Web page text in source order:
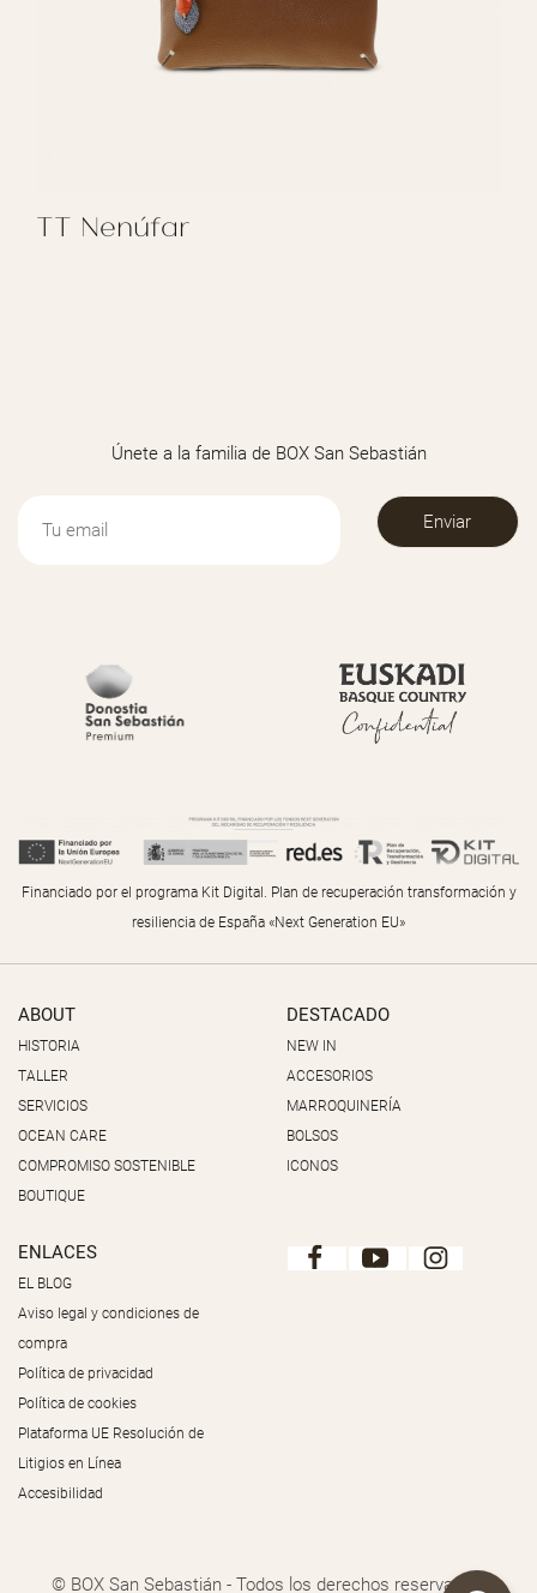
TT Nenúfar
Únete a la familia de BOX San Sebastián
Financiado por el programa Kit Digital. Plan de recuperación transformación y
resiliencia de España «Next Generation EU»
ABOUT
HISTORIA
TALLER
SERVICIOS
OCEAN CARE
COMPROMISO SOSTENIBLE
BOUTIQUE
DESTACADO
NEW IN
ACCESORIOS
MARROQUINERÍA
BOLSOS
ICONOS
ENLACES
EL BLOG
Aviso legal y condiciones de
compra
Política de privacidad
Política de cookies
Plataforma UE Resolución de
Litigios en Línea
Accesibilidad
© BOX San Sebastián - Todos los derechos reservados.